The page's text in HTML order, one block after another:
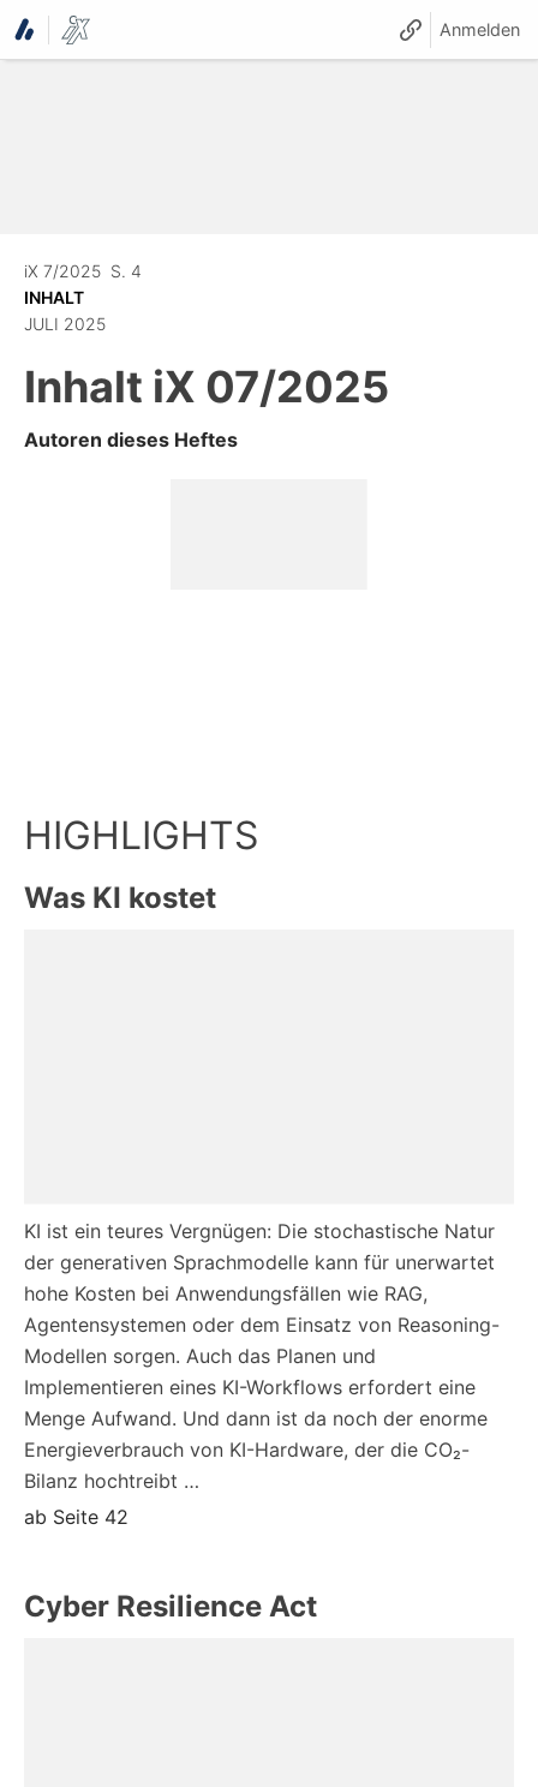
Anmelden
iX 7/2025 S. 4
INHALT
JULI 2025
Inhalt iX 07/2025
Autoren dieses Heftes
Was KI kostet
KI ist ein teures Vergnügen: Die stochastische Natur
der generativen Sprachmodelle kann für unerwartet
hohe Kosten bei Anwendungsfällen wie RAG,
Agentensystemen oder dem Einsatz von Reasoning-
Modellen sorgen. Auch das Planen und
Implementieren eines KI-Workflows erfordert eine
Menge Aufwand. Und dann ist da noch der enorme
Energieverbrauch von KI-Hardware, der die CO₂-
Bilanz hochtreibt …
ab Seite 42
Cyber Resilience Act